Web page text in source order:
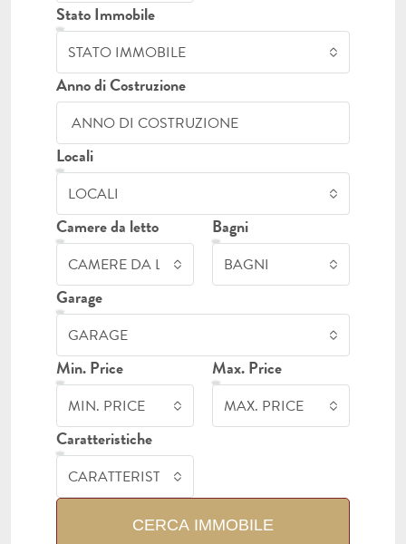
Stato Immobile
STATO IMMOBILE
Anno di Costruzione
Locali
LOCALI
Camere da letto
CAMERE DA LETTO
Bagni
BAGNI
Garage
GARAGE
Min. Price
MIN. PRICE
Max. Price
MAX. PRICE
Caratteristiche
CARATTERISTICHE
CERCA IMMOBILE